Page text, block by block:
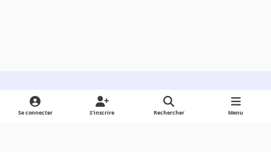
Light ModeDark ModeSystem Preference
Se connecter S’inscrire Rechercher Menu